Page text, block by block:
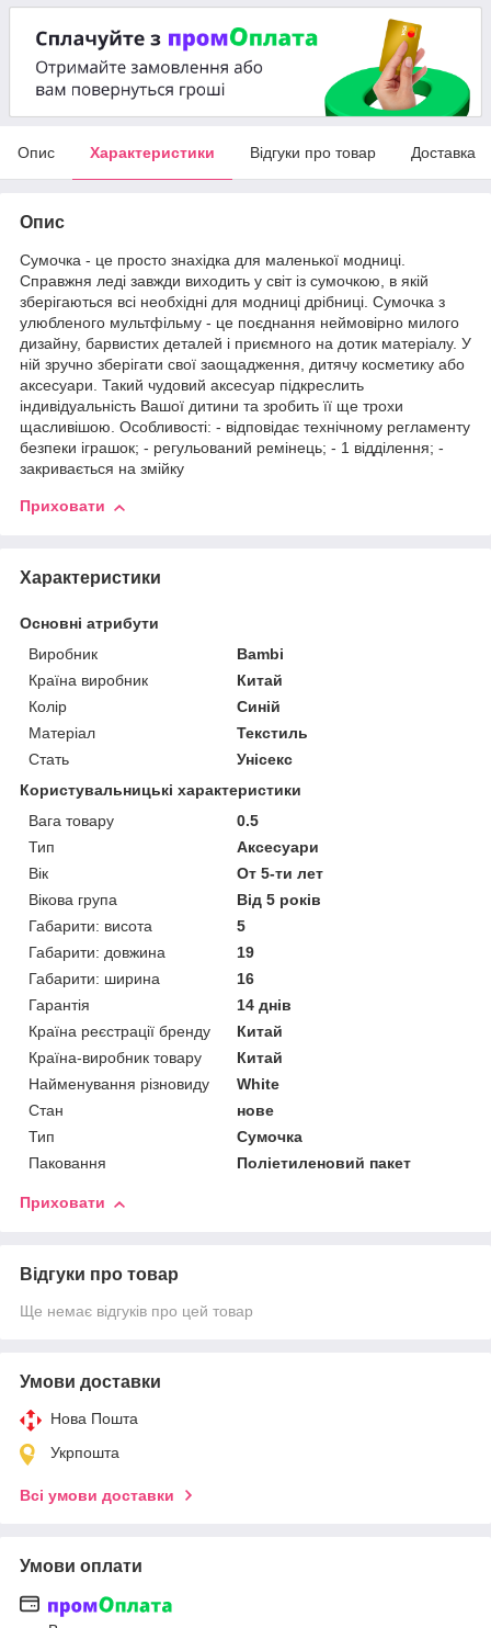
Опис Характеристики Відгуки про товар Доставка
Опис
Сумочка - це просто знахідка для маленької модниці.
Справжня леді завжди виходить у світ із сумочкою, в якій
зберігаються всі необхідні для модниці дрібниці. Сумочка з
улюбленого мультфільму - це поєднання неймовірно милого
дизайну, барвистих деталей і приємного на дотик матеріалу. У
ній зручно зберігати свої заощадження, дитячу косметику або
аксесуари. Такий чудовий аксесуар підкреслить
індивідуальність Вашої дитини та зробить її ще трохи
щасливішою. Особливості: - відповідає технічному регламенту
безпеки іграшок; - регульований ремінець; - 1 відділення; -
закривається на змійку
Приховати
Характеристики
Основні атрибути
Виробник
Bambi
Країна виробник
Китай
Колір
Синій
Матеріал
Текстиль
Стать
Унісекс
Користувальницькі характеристики
Вага товару
0.5
Тип
Аксесуари
Вік
От 5-ти лет
Вікова група
Від 5 років
Габарити: висота
5
Габарити: довжина
19
Габарити: ширина
16
Гарантія
14 днів
Країна реєстрації бренду
Китай
Країна-виробник товару
Китай
Найменування різновиду
White
Стан
нове
Тип
Сумочка
Паковання
Поліетиленовий пакет
Приховати
Відгуки про товар
Ще немає відгуків про цей товар
Умови доставки
Нова Пошта
Укрпошта
Всі умови доставки
Умови оплати